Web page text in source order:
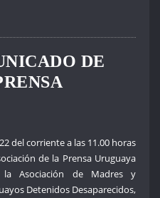
DE
del corriente a las 11.00 horas
de la Prensa Uruguaya
la Asociación de Madres y
Detenidos Desaparecidos,